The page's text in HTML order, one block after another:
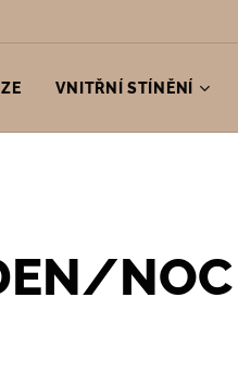
VNITŘNÍ STÍNĚNÍ
NOC